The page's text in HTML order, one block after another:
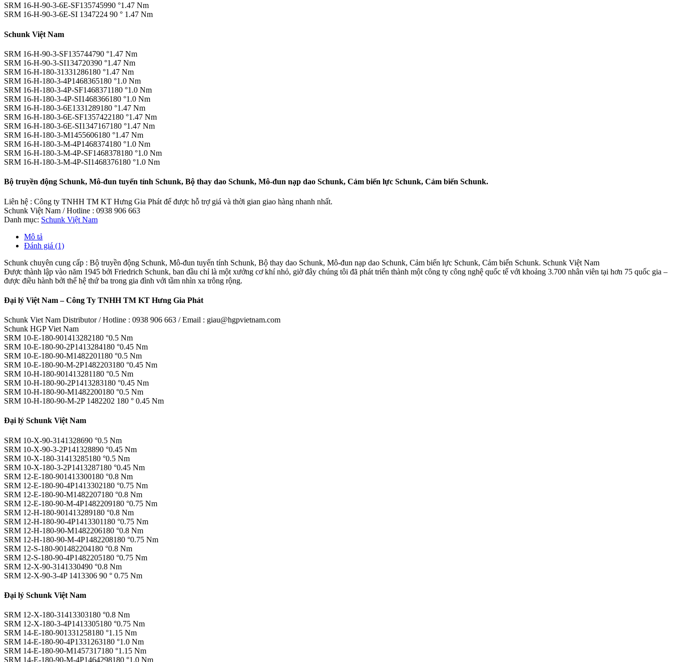
SRM 16-H-90-3-6E-SF135745990 °1.47 Nm
SRM 16-H-90-3-6E-SI 1347224 90 ° 1.47 Nm
Schunk Việt Nam
SRM 16-H-90-3-SF135744790 °1.47 Nm
SRM 16-H-90-3-SI134720390 °1.47 Nm
SRM 16-H-180-31331286180 °1.47 Nm
SRM 16-H-180-3-4P1468365180 °1.0 Nm
SRM 16-H-180-3-4P-SF1468371180 °1.0 Nm
SRM 16-H-180-3-4P-SI1468366180 °1.0 Nm
SRM 16-H-180-3-6E1331289180 °1.47 Nm
SRM 16-H-180-3-6E-SF1357422180 °1.47 Nm
SRM 16-H-180-3-6E-SI1347167180 °1.47 Nm
SRM 16-H-180-3-M1455606180 °1.47 Nm
SRM 16-H-180-3-M-4P1468374180 °1.0 Nm
SRM 16-H-180-3-M-4P-SF1468378180 °1.0 Nm
SRM 16-H-180-3-M-4P-SI1468376180 °1.0 Nm
Bộ truyền động Schunk, Mô-đun tuyến tính Schunk, Bộ thay dao Schunk, Mô-đun nạp dao Schunk, Cảm biến lực Schunk, Cảm biến Schunk.
Liên hệ : Công ty TNHH TM KT Hưng Gia Phát để được hỗ trợ giá và thời gian giao hàng nhanh nhất.
Schunk Việt Nam / Hotline : 0938 906 663
Danh mục: Schunk Việt Nam
Mô tả
Đánh giá (1)
Schunk chuyên cung cấp : Bộ truyền động Schunk, Mô-đun tuyến tính Schunk, Bộ thay dao Schunk, Mô-đun nạp dao Schunk, Cảm biến lực Schunk, Cảm biến Schunk. Schunk Việt Nam
Được thành lập vào năm 1945 bởi Friedrich Schunk, ban đầu chỉ là một xưởng cơ khí nhỏ, giờ đây chúng tôi đã phát triển thành một công ty công nghệ quốc tế với khoảng 3.700 nhân viên tại hơn 75 quốc gia –
được điều hành bởi thế hệ thứ ba trong gia đình với tầm nhìn xa trông rộng.
Đại lý Việt Nam – Công Ty TNHH TM KT Hưng Gia Phát
Schunk Viet Nam Distributor / Hotline : 0938 906 663 / Email : giau@hgpvietnam.com
Schunk HGP Viet Nam
SRM 10-E-180-901413282180 °0.5 Nm
SRM 10-E-180-90-2P1413284180 °0.45 Nm
SRM 10-E-180-90-M1482201180 °0.5 Nm
SRM 10-E-180-90-M-2P1482203180 °0.45 Nm
SRM 10-H-180-901413281180 °0.5 Nm
SRM 10-H-180-90-2P1413283180 °0.45 Nm
SRM 10-H-180-90-M1482200180 °0.5 Nm
SRM 10-H-180-90-M-2P 1482202 180 ° 0.45 Nm
Đại lý Schunk Việt Nam
SRM 10-X-90-3141328690 °0.5 Nm
SRM 10-X-90-3-2P141328890 °0.45 Nm
SRM 10-X-180-31413285180 °0.5 Nm
SRM 10-X-180-3-2P1413287180 °0.45 Nm
SRM 12-E-180-901413300180 °0.8 Nm
SRM 12-E-180-90-4P1413302180 °0.75 Nm
SRM 12-E-180-90-M1482207180 °0.8 Nm
SRM 12-E-180-90-M-4P1482209180 °0.75 Nm
SRM 12-H-180-901413289180 °0.8 Nm
SRM 12-H-180-90-4P1413301180 °0.75 Nm
SRM 12-H-180-90-M1482206180 °0.8 Nm
SRM 12-H-180-90-M-4P1482208180 °0.75 Nm
SRM 12-S-180-901482204180 °0.8 Nm
SRM 12-S-180-90-4P1482205180 °0.75 Nm
SRM 12-X-90-3141330490 °0.8 Nm
SRM 12-X-90-3-4P 1413306 90 ° 0.75 Nm
Đại lý Schunk Việt Nam
SRM 12-X-180-31413303180 °0.8 Nm
SRM 12-X-180-3-4P1413305180 °0.75 Nm
SRM 14-E-180-901331258180 °1.15 Nm
SRM 14-E-180-90-4P1331263180 °1.0 Nm
SRM 14-E-180-90-M1457317180 °1.15 Nm
SRM 14-E-180-90-M-4P1464298180 °1.0 Nm